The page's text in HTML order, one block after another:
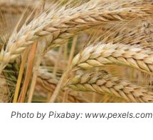
Photo by Pixabay: www.pexels.com